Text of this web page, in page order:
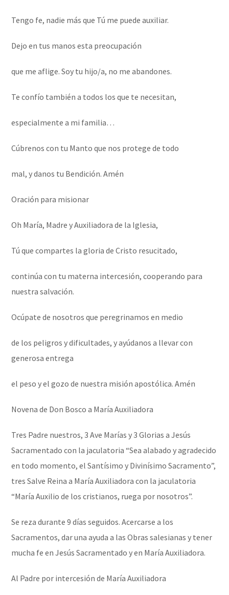
Tengo fe, nadie más que Tú me puede auxiliar.
Dejo en tus manos esta preocupación
que me aflige. Soy tu hijo/a, no me abandones.
Te confío también a todos los que te necesitan,
especialmente a mi familia…
Cúbrenos con tu Manto que nos protege de todo
mal, y danos tu Bendición. Amén
Oración para misionar
Oh María, Madre y Auxiliadora de la Iglesia,
Tú que compartes la gloria de Cristo resucitado,
continúa con tu materna intercesión, cooperando para
nuestra salvación.
Ocúpate de nosotros que peregrinamos en medio
de los peligros y dificultades, y ayúdanos a llevar con
generosa entrega
el peso y el gozo de nuestra misión apostólica. Amén
Novena de Don Bosco a María Auxiliadora
Tres Padre nuestros, 3 Ave Marías y 3 Glorias a Jesús
Sacramentado con la jaculatoria “Sea alabado y agradecido
en todo momento, el Santísimo y Divinísimo Sacramento”,
tres Salve Reina a María Auxiliadora con la jaculatoria
“María Auxilio de los cristianos, ruega por nosotros”.
Se reza durante 9 días seguidos. Acercarse a los
Sacramentos, dar una ayuda a las Obras salesianas y tener
mucha fe en Jesús Sacramentado y en María Auxiliadora.
Al Padre por intercesión de María Auxiliadora